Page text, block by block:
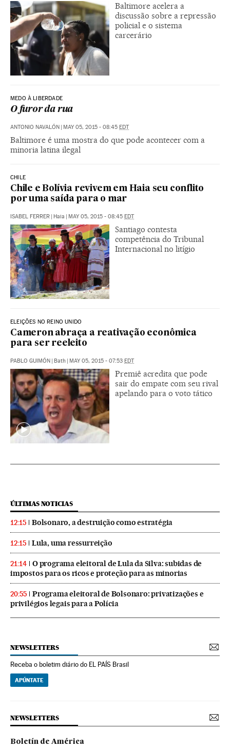
Baltimore acelera a
discussão sobre a repressão
policial e o sistema
carcerário
MEDO À LIBERDADE
O furor da rua
ANTONIO NAVALÓN | MAY 05, 2015 - 08:45 EDT
Baltimore é uma mostra do que pode acontecer com a
minoria latina ilegal
CHILE
Chile e Bolívia revivem em Haia seu conflito
por uma saída para o mar
ISABEL FERRER | Haia | MAY 05, 2015 - 08:45 EDT
Santiago contesta
competência do Tribunal
Internacional no litígio
ELEIÇÕES NO REINO UNIDO
Cameron abraça a reativação econômica
para ser reeleito
PABLO GUIMÓN | Bath | MAY 05, 2015 - 07:53 EDT
Premiê acredita que pode
sair do empate com seu rival
apelando para o voto tático
ÚLTIMAS NOTICIAS
12:15 Bolsonaro, a destruição como estratégia
12:15 Lula, uma ressurreição
21:14
O programa eleitoral de Lula da Silva: subidas de
impostos para os ricos e proteção para as minorias
20:55
Programa eleitoral de Bolsonaro: privatizações e
privilégios legais para a Polícia
NEWSLETTERS
Receba o boletim diário do EL PAÍS Brasil
APÚNTATE
NEWSLETTERS
Boletín de América